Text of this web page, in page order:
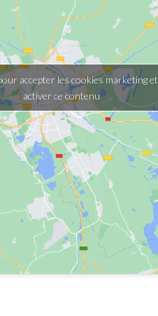
accepter les cookies marketing et
activer ce contenu